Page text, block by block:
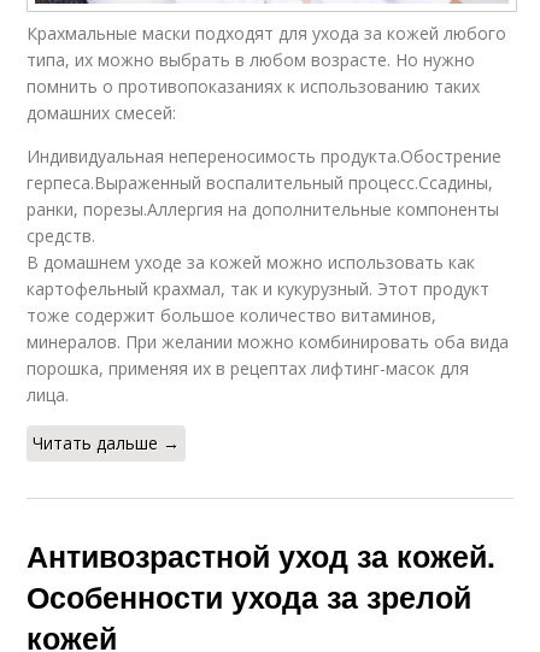
Крахмальные маски подходят для ухода за кожей любого
типа, их можно выбрать в любом возрасте. Но нужно
помнить о противопоказаниях к использованию таких
домашних смесей:
Индивидуальная непереносимость продукта.Обострение
герпеса.Выраженный воспалительный процесс.Ссадины,
ранки, порезы.Аллергия на дополнительные компоненты
средств.
В домашнем уходе за кожей можно использовать как
картофельный крахмал, так и кукурузный. Этот продукт
тоже содержит большое количество витаминов,
минералов. При желании можно комбинировать оба вида
порошка, применяя их в рецептах лифтинг-масок для
лица.
Читать дальше →
Антивозрастной уход за кожей.
Особенности ухода за зрелой
кожей